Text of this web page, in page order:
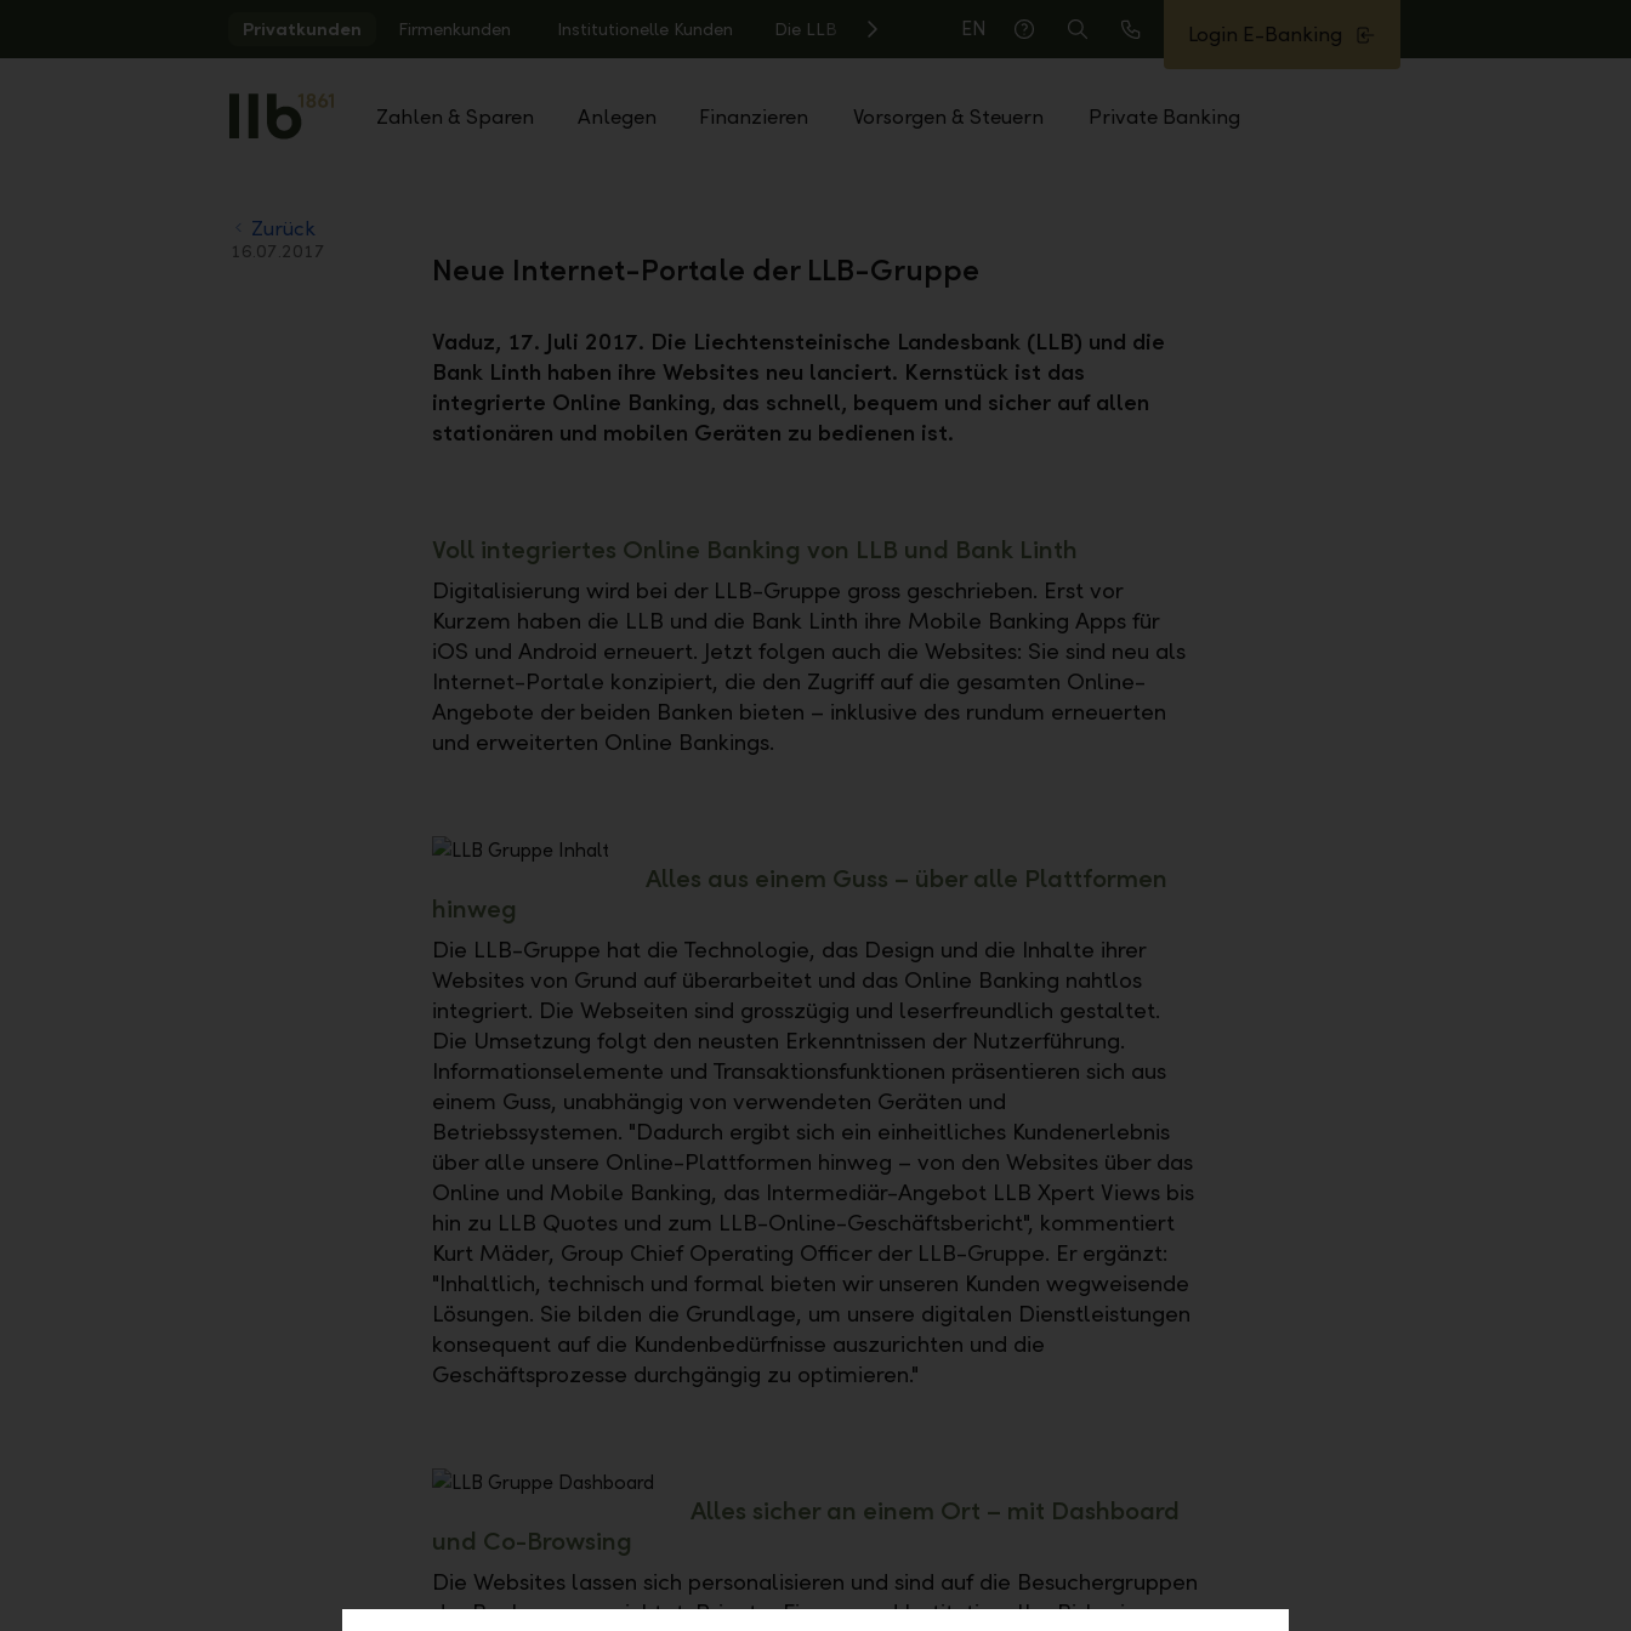
Privatkunden Firmenkunden Institutionelle Kunden Die LLB
EN
Hilfe
Suche
Anrufen
Login E-Banking
Zahlen & Sparen Anlegen Finanzieren Vorsorgen & Steuern Private Banking
Zurück
16.07.2017 Neue Internet-Portale der LLB-Gruppe
Vaduz, 17. Juli 2017. Die Liechtensteinische Landesbank (LLB) und die
Bank Linth haben ihre Websites neu lanciert. Kernstück ist das
integrierte Online Banking, das schnell, bequem und sicher auf allen
stationären und mobilen Geräten zu bedienen ist.
Voll integriertes Online Banking von LLB und Bank Linth
Digitalisierung wird bei der LLB-Gruppe gross geschrieben. Erst vor
Kurzem haben die LLB und die Bank Linth ihre Mobile Banking Apps für
iOS und Android erneuert. Jetzt folgen auch die Websites: Sie sind neu als
Internet-Portale konzipiert, die den Zugriff auf die gesamten Online-
Angebote der beiden Banken bieten – inklusive des rundum erneuerten
und erweiterten Online Bankings.
Alles aus einem Guss – über alle Plattformen
hinweg
Die LLB-Gruppe hat die Technologie, das Design und die Inhalte ihrer
Websites von Grund auf überarbeitet und das Online Banking nahtlos
integriert. Die Webseiten sind grosszügig und leserfreundlich gestaltet.
Die Umsetzung folgt den neusten Erkenntnissen der Nutzerführung.
Informationselemente und Transaktionsfunktionen präsentieren sich aus
einem Guss, unabhängig von verwendeten Geräten und
Betriebssystemen. "Dadurch ergibt sich ein einheitliches Kundenerlebnis
über alle unsere Online-Plattformen hinweg – von den Websites über das
Online und Mobile Banking, das Intermediär-Angebot LLB Xpert Views bis
hin zu LLB Quotes und zum LLB-Online-Geschäftsbericht", kommentiert
Kurt Mäder, Group Chief Operating Officer der LLB-Gruppe. Er ergänzt:
"Inhaltlich, technisch und formal bieten wir unseren Kunden wegweisende
Lösungen. Sie bilden die Grundlage, um unsere digitalen Dienstleistungen
konsequent auf die Kundenbedürfnisse auszurichten und die
Geschäftsprozesse durchgängig zu optimieren."
Alles sicher an einem Ort – mit Dashboard
und Co-Browsing
Die Websites lassen sich personalisieren und sind auf die Besuchergruppen
der Banken ausgerichtet: Private, Firmen und Institutionelle. Bisherige